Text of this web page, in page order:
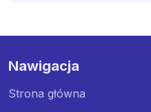
Nawigacja
Strona główna